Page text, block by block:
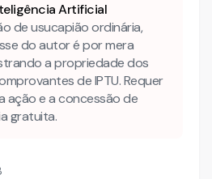
Artificial
de usucapião ordinária,
do autor é por mera
a propriedade dos
de IPTU. Requer
ação e a concessão de
gratuita.